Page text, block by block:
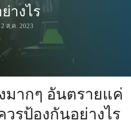
างไร
2 ส.ค. 2023
มากๆ อันตรายแค่
วรป้องกันอย่างไร